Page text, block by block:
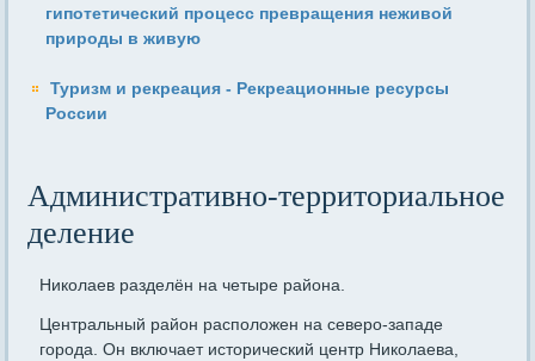
гипотетический процесс превращения неживой
природы в живую
Туризм и рекреация - Рекреационные ресурсы
России
Административно-территориальное
деление
Николаев разделён на четыре района.
Центральный район расположен на северо-западе
города. Он включает исторический центр Николаева,